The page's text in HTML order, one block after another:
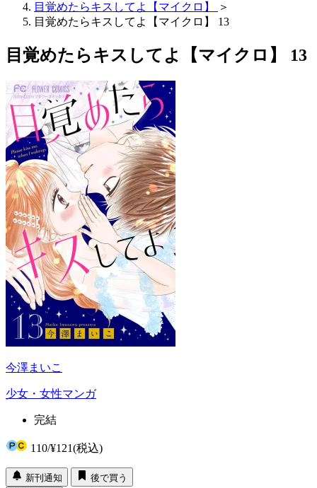
目覚めたらキスしてよ【マイクロ】
＞
目覚めたらキスしてよ【マイクロ】 13
目覚めたらキスしてよ【マイクロ】 13
今澤まいこ
少女・女性マンガ
完結
110/¥121(税込)
新刊通知
後で買う